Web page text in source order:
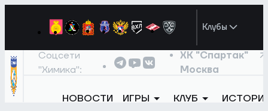
Клубы
Соцсети
"Химика":
ХК "Спартак"
Москва
НОВОСТИ ИГРЫ КЛУБ